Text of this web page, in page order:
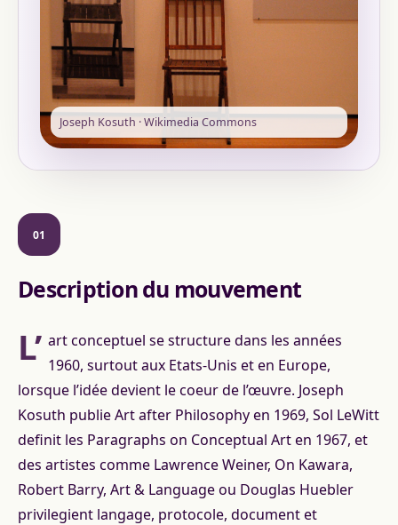
Joseph Kosuth · Wikimedia Commons
01
Description du mouvement
L’ art conceptuel se structure dans les années
1960, surtout aux Etats-Unis et en Europe,
lorsque l’idée devient le coeur de l’œuvre. Joseph
Kosuth publie Art after Philosophy en 1969, Sol LeWitt
definit les Paragraphs on Conceptual Art en 1967, et
des artistes comme Lawrence Weiner, On Kawara,
Robert Barry, Art & Language ou Douglas Huebler
privilegient langage, protocole, document et